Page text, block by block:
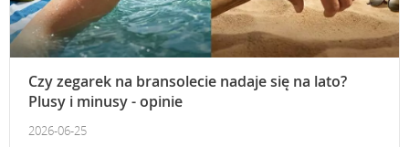
Czy zegarek na bransolecie nadaje się na lato?
Plusy i minusy - opinie
2026-06-25